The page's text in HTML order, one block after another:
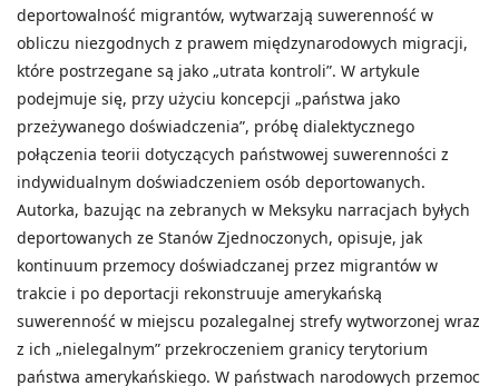
deportowalność migrantów, wytwarzają suwerenność w
obliczu niezgodnych z prawem międzynarodowych migracji,
które postrzegane są jako „utrata kontroli”. W artykule
podejmuje się, przy użyciu koncepcji „państwa jako
przeżywanego doświadczenia”, próbę dialektycznego
połączenia teorii dotyczących państwowej suwerenności z
indywidualnym doświadczeniem osób deportowanych.
Autorka, bazując na zebranych w Meksyku narracjach byłych
deportowanych ze Stanów Zjednoczonych, opisuje, jak
kontinuum przemocy doświadczanej przez migrantów w
trakcie i po deportacji rekonstruuje amerykańską
suwerenność w miejscu pozalegalnej strefy wytworzonej wraz
z ich „nielegalnym” przekroczeniem granicy terytorium
państwa amerykańskiego. W państwach narodowych przemoc